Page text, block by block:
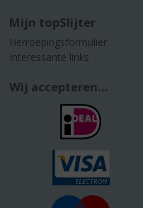
Mijn topSlijter
Herroepingsformulier
Interessante links
Wij accepteren...